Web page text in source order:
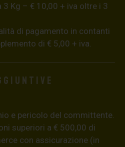
3 Kg – € 10,00 + iva oltre i 3
di pagamento in contanti
di € 5,00 + iva.
e pericolo del committente.
superiori a € 500,00 di
con assicurazione (in